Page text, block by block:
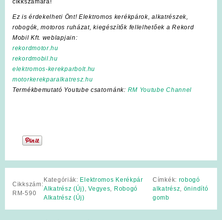
Ez is érdekelheti Önt! Elektromos kerékpárok, alkatrészek,
robogók, motoros ruházat, kiegészítők fellelhetőek a Rekord
Mobil Kft. weblapjain:
rekordmotor.hu
rekordmobil.hu
elektromos-kerekparbolt.hu
motorkerekparalkatresz.hu
Termékbemutató Youtube csatornánk: RM Youtube Channel
Cikkszám:
RM-590
Kategóriák: Elektromos Kerékpár
Alkatrész (Új),Vegyes, Robogó
Alkatrész (Új)
Címkék: robogó
alkatrész, önindító
gomb